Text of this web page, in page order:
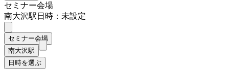
セミナー会場
南大沢駅日時：未設定
セミナー会場
南大沢駅
日時を選ぶ